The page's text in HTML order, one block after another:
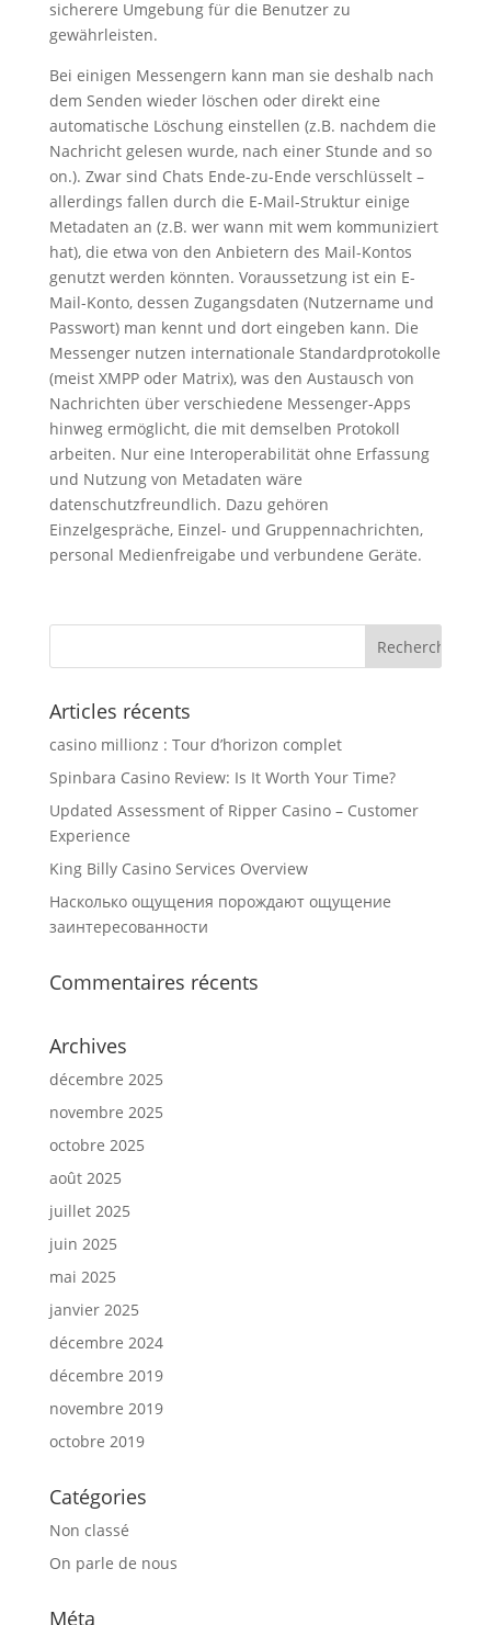
sicherere Umgebung für die Benutzer zu
gewährleisten.
Bei einigen Messengern kann man sie deshalb nach
dem Senden wieder löschen oder direkt eine
automatische Löschung einstellen (z.B. nachdem die
Nachricht gelesen wurde, nach einer Stunde and so
on.). Zwar sind Chats Ende-zu-Ende verschlüsselt –
allerdings fallen durch die E-Mail-Struktur einige
Metadaten an (z.B. wer wann mit wem kommuniziert
hat), die etwa von den Anbietern des Mail-Kontos
genutzt werden könnten. Voraussetzung ist ein E-
Mail-Konto, dessen Zugangsdaten (Nutzername und
Passwort) man kennt und dort eingeben kann. Die
Messenger nutzen internationale Standardprotokolle
(meist XMPP oder Matrix), was den Austausch von
Nachrichten über verschiedene Messenger-Apps
hinweg ermöglicht, die mit demselben Protokoll
arbeiten. Nur eine Interoperabilität ohne Erfassung
und Nutzung von Metadaten wäre
datenschutzfreundlich. Dazu gehören
Einzelgespräche, Einzel- und Gruppennachrichten,
personal Medienfreigabe und verbundene Geräte.
Articles récents
casino millionz : Tour d’horizon complet
Spinbara Casino Review: Is It Worth Your Time?
Updated Assessment of Ripper Casino – Customer
Experience
King Billy Casino Services Overview
Насколько ощущения порождают ощущение
заинтересованности
Commentaires récents
Archives
décembre 2025
novembre 2025
octobre 2025
août 2025
juillet 2025
juin 2025
mai 2025
janvier 2025
décembre 2024
décembre 2019
novembre 2019
octobre 2019
Catégories
Non classé
On parle de nous
Méta